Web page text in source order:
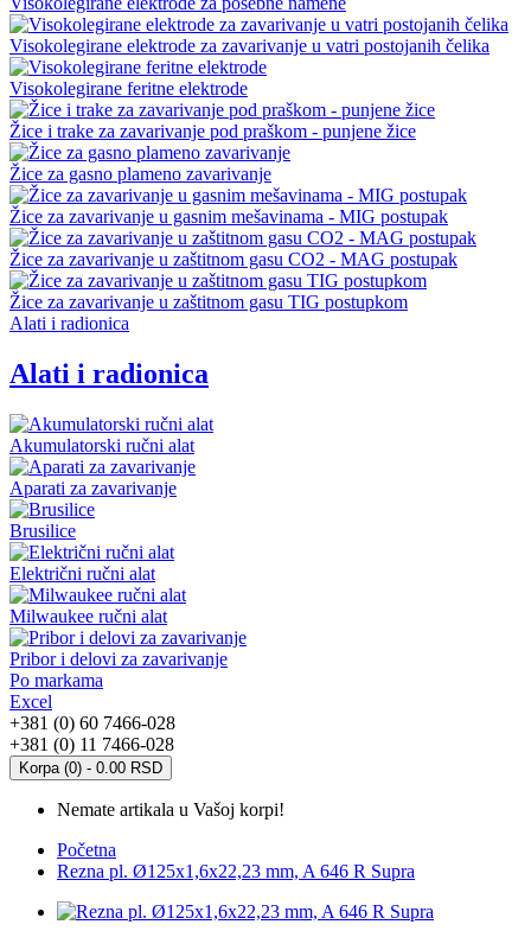
Visokolegirane elektrode za zavarivanje u vatri postojanih čelika
Visokolegirane feritne elektrode
Žice i trake za zavarivanje pod praškom - punjene žice
Žice za gasno plameno zavarivanje
Žice za zavarivanje u gasnim mešavinama - MIG postupak
Žice za zavarivanje u zaštitnom gasu CO2 - MAG postupak
Žice za zavarivanje u zaštitnom gasu TIG postupkom
Alati i radionica
Alati i radionica
Akumulatorski ručni alat
Aparati za zavarivanje
Brusilice
Električni ručni alat
Milwaukee ručni alat
Pribor i delovi za zavarivanje
Po markama
Excel
+381 (0) 60 7466-028
+381 (0) 11 7466-028
Korpa (0) - 0.00 RSD
Nemate artikala u Vašoj korpi!
Početna
Rezna pl. Ø125x1,6x22,23 mm, A 646 R Supra